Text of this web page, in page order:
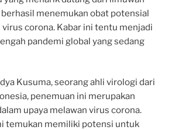
menemukan obat potensial
corona. Kabar ini tentu menjadi
pandemi global yang sedang
Kusuma, seorang ahli virologi dari
penemuan ini merupakan
upaya melawan virus corona.
temukan memiliki potensi untuk